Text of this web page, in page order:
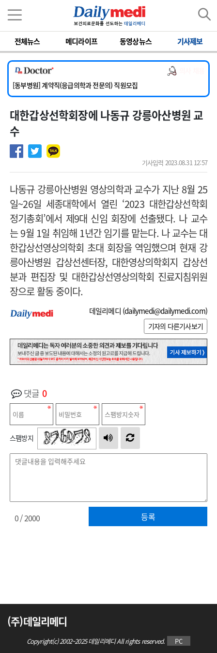
전체뉴스 메디라이프 동영상뉴스 기사제보
[서울아산병원] 2026년 하반기 인턴 모집
[영남대학교의료원] 마취통증의학과 임기제 임상의사 채용
[충남대학교병원] 소아청소년과(소아응급전담) 계약직 의사 공개채용
[동부병원] 계약직(응급의학과 전문의) 직원모집
[이대목동병원] 하반기 전공의(레지던트1년차) 모집
[서울아산병원] 2026년 하반기 인턴 모집
[영남대학교의료원] 마취통증의학과 임기제 임상의사 채용
대한갑상선학회장에 나동규 강릉아산병원 교
수
기사입력 2023.08.31 12:57
나동규 강릉아산병원 영상의학과 교수가 지난 8월 25
일~26일 세종대학에서 열린 ‘2023 대한갑상선학회
정기총회’에서 제9대 신임 회장에 선출됐다. 나 교수
는 9월 1일 취임해 1년간 임기를 맡는다. 나 교수는 대
한갑상선영상의학회 초대 회장을 역임했으며 현재 강
릉아산병원 갑상선센터장, 대한영상의학회지 갑상선
분과 편집장 및 대한갑상선영상의학회 진료지침위원
장으로 활동 중이다.
데일리메디 (dailymedi@dailymedi.com)
기자의 다른기사보기
댓글 0
스팸방지
등록
0/ 2000
(주)데일리메디
Copyright(c) 2002~2025 데일리메디 All rights reserved. PC